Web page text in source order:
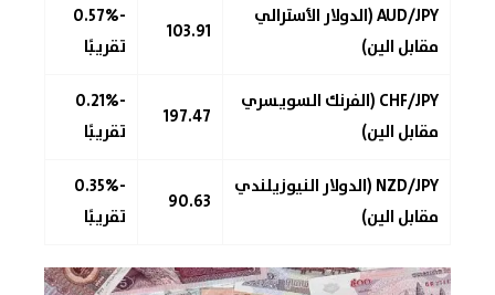
AUD/JPY (الدولار الأسترالي
مقابل الين)
103.91
-0.57%
تقريبًا
CHF/JPY (الفرنك السويسري
مقابل الين)
197.47
-0.21%
تقريبًا
NZD/JPY (الدولار النيوزيلندي
مقابل الين)
90.63
-0.35%
تقريبًا